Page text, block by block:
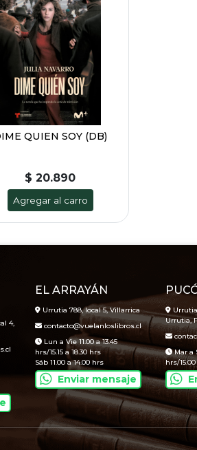
QUIEN SOY (DB)
$ 20.890
Agregar al carro
4,
EL ARRAYÁN
Urrutia 788, local 5, Villarrica
contacto@vuelanloslibros.cl
Lun a Vie 11.00 a 13.45
hrs/15.15 a 18.30 hrs
Sáb 11.00 a 14.00 hrs
Enviar mensaje
Urrutia,
Mar a
hrs/